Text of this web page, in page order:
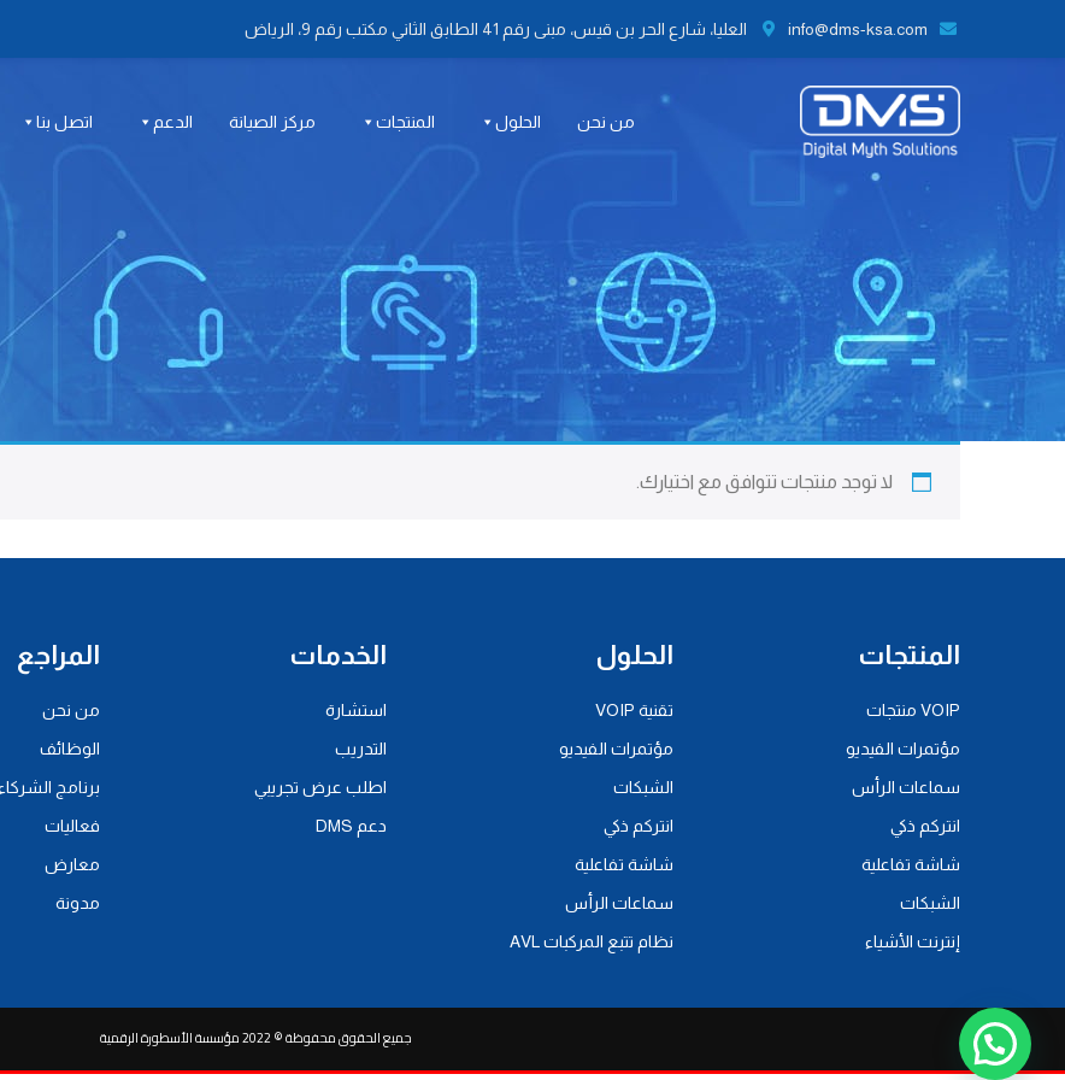
info@dms-ksa.com العليا، شارع الحر بن قيس، مبنى رقم 41 الطابق الثاني مكتب رقم 9، الرياض
من نحن الحلول المنتجات مركز الصيانة الدعم اتصل بنا
لا توجد منتجات تتوافق مع اختيارك.
المنتجات
VOIP منتجات
مؤتمرات الفيديو
سماعات الرأس
انتركم ذكي
شاشة تفاعلية
الشبكات
إنترنت الأشياء
الحلول
تقنية VOIP
مؤتمرات الفيديو
الشبكات
انتركم ذكي
شاشة تفاعلية
سماعات الرأس
نظام تتبع المركبات AVL
الخدمات
استشارة
التدريب
اطلب عرض تجريبي
دعم DMS
المراجع
من نحن
الوظائف
برنامج
فعاليات
معارض
مدونة
جميع الحقوق محفوظة © 2022 مؤسسة الأسطورة الرقمية